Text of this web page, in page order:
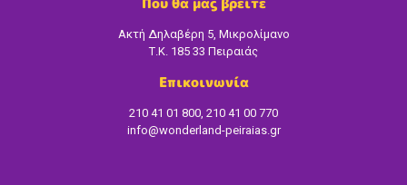
Ακτή Δηλαβέρη 5, Μικρολίμανο
Τ.Κ. 185 33 Πειραιάς
Επικοινωνία
210 41 01 800, 210 41 00 770
info@wonderland-peiraias.gr